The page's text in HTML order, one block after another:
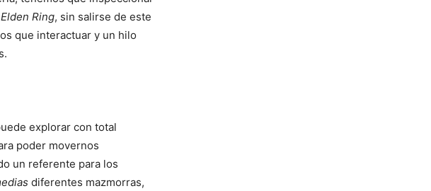
Elden Ring, sin salirse de este
que interactuar y un hilo
explorar con total
poder movernos
un referente para los
diferentes mazmorras,